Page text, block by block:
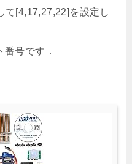
て[4,17,27,22]を設定し
号です．